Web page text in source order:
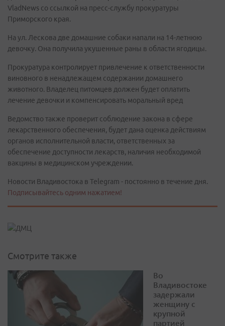
VladNews со ссылкой на пресс-службу прокуратуры
Приморского края.
На ул. Лескова две домашние собаки напали на 14-летнюю
девочку. Она получила укушенные раны в области ягодицы.
Прокуратура контролирует привлечение к ответственности
виновного в ненадлежащем содержании домашнего
животного. Владелец питомцев должен будет оплатить
лечение девочки и компенсировать моральный вред
Ведомство также проверит соблюдение закона в сфере
лекарственного обеспечения, будет дана оценка действиям
органов исполнительной власти, ответственных за
обеспечение доступности лекарств, наличия необходимой
вакцины в медицинском учреждении.
Новости Владивостока в Telegram - постоянно в течение дня.
Подписывайтесь одним нажатием!
Смотрите также
Во
Владивостоке
задержали
женщину с
крупной
партией